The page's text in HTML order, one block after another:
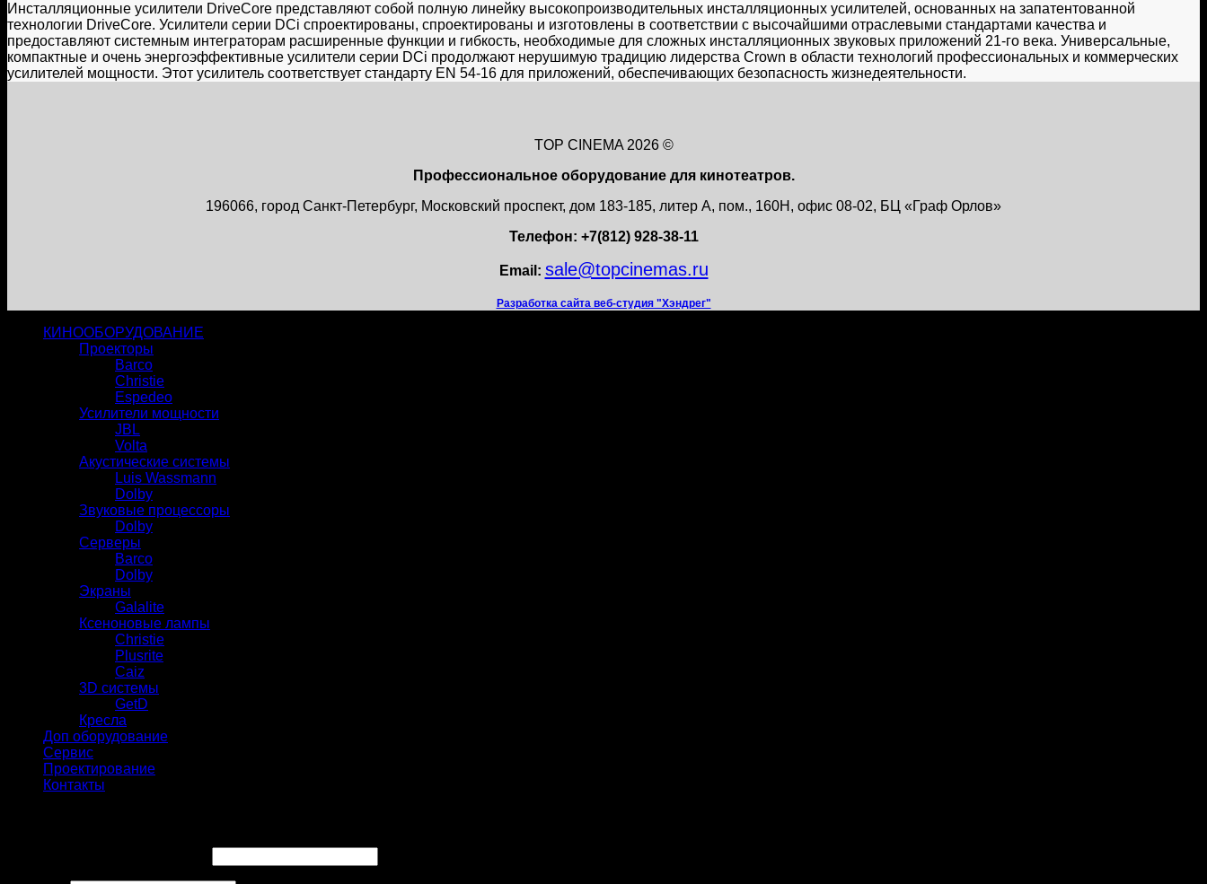
Инсталляционные усилители DriveCore представляют собой полную линейку высокопроизводительных инсталляционных усилителей, основанных на запатентованной
технологии DriveCore. Усилители серии DCi спроектированы, спроектированы и изготовлены в соответствии с высочайшими отраслевыми стандартами качества и
предоставляют системным интеграторам расширенные функции и гибкость, необходимые для сложных инсталляционных звуковых приложений 21-го века. Универсальные,
компактные и очень энергоэффективные усилители серии DCi продолжают нерушимую традицию лидерства Crown в области технологий профессиональных и коммерческих
усилителей мощности. Этот усилитель соответствует стандарту EN 54-16 для приложений, обеспечивающих безопасность жизнедеятельности.
TOP CINEMA 2026 ©
Профессиональное оборудование для кинотеатров.
196066, город Санкт-Петербург, Московский проспект, дом 183-185, литер А, пом., 160Н, офис 08-02, БЦ «Граф Орлов»
Телефон: +7(812) 928-38-11
Email: sale@topcinemas.ru
Разработка сайта веб-студия "Хэндрег"
КИНООБОРУДОВАНИЕ
Проекторы
Barco
Christie
Espedeo
Усилители мощности
JBL
Volta
Акустические системы
Luis Wassmann
Dolby
Звуковые процессоры
Dolby
Серверы
Barco
Dolby
Экраны
Galalite
Ксеноновые лампы
Christie
Plusrite
Caiz
3D системы
GetD
Кресла
Доп оборудование
Сервис
Проектирование
Контакты